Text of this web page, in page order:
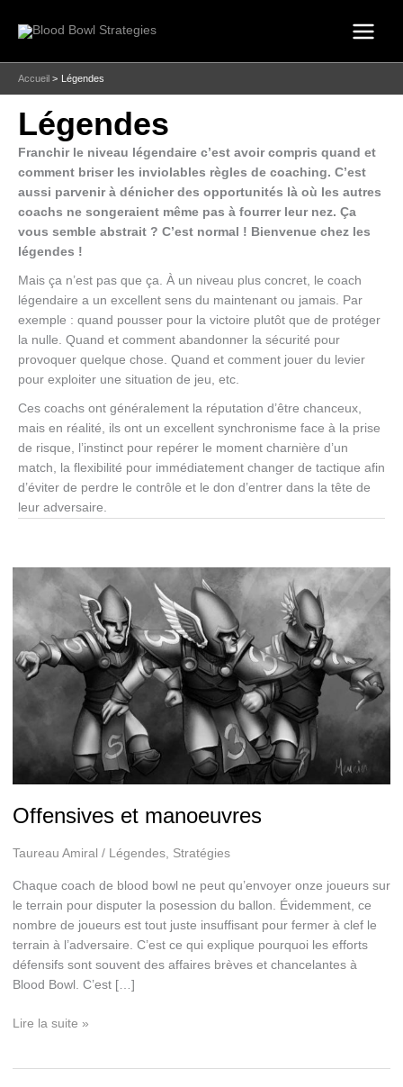
Accueil Légendes
Légendes
Franchir le niveau légendaire c’est avoir compris quand et
comment briser les inviolables règles de coaching. C’est
aussi parvenir à dénicher des opportunités là où les autres
coachs ne songeraient même pas à fourrer leur nez. Ça
vous semble abstrait ? C’est normal ! Bienvenue chez les
légendes !
Mais ça n’est pas que ça. À un niveau plus concret, le coach
légendaire a un excellent sens du maintenant ou jamais. Par
exemple : quand pousser pour la victoire plutôt que de protéger
la nulle. Quand et comment abandonner la sécurité pour
provoquer quelque chose. Quand et comment jouer du levier
pour exploiter une situation de jeu, etc.
Ces coachs ont généralement la réputation d’être chanceux,
mais en réalité, ils ont un excellent synchronisme face à la prise
de risque, l’instinct pour repérer le moment charnière d’un
match, la flexibilité pour immédiatement changer de tactique afin
d’éviter de perdre le contrôle et le don d’entrer dans la tête de
leur adversaire.
Offensives et manoeuvres
Taureau Amiral / Légendes, Stratégies
Chaque coach de blood bowl ne peut qu’envoyer onze joueurs sur
le terrain pour disputer la posession du ballon. Évidemment, ce
nombre de joueurs est tout juste insuffisant pour fermer à clef le
terrain à l’adversaire. C’est ce qui explique pourquoi les efforts
défensifs sont souvent des affaires brèves et chancelantes à
Blood Bowl. C’est […]
Offensives
Lire la suite »